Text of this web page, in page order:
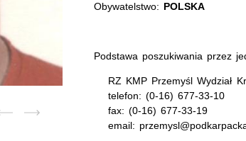
Obywatelstwo: POLSKA
Podstawa poszukiwania przez
RZ KMP Przemyśl Wydział
telefon: (0-16) 677-33-10
fax: (0-16) 677-33-19
email: